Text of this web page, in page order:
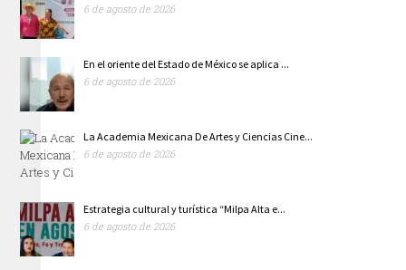
6 de agosto de 2026
En el oriente del Estado de México se aplica ...
6 de agosto de 2026
La Academia Mexicana De Artes y Ciencias Cine...
6 de agosto de 2026
Estrategia cultural y turística “Milpa Alta e...
6 de agosto de 2026